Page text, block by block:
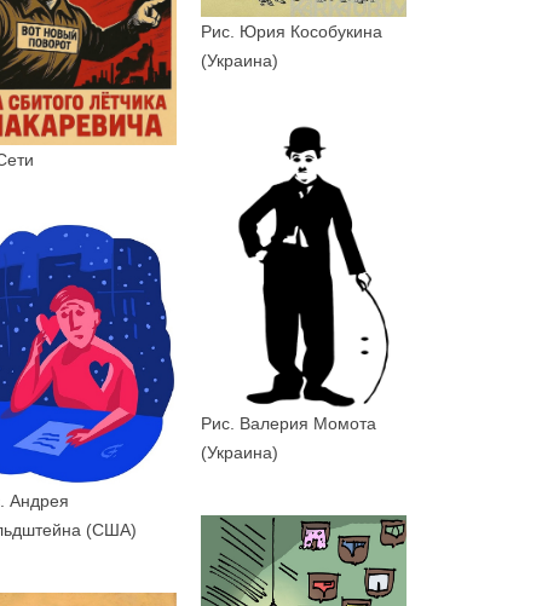
Рис. Юрия Кособукина
(Украина)
Рис. Валерия Момота
(Украина)
Андрея
(США)